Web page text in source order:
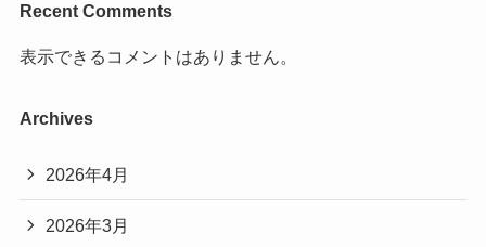
Recent Comments
表示できるコメントはありません。
Archives
2026年4月
2026年3月